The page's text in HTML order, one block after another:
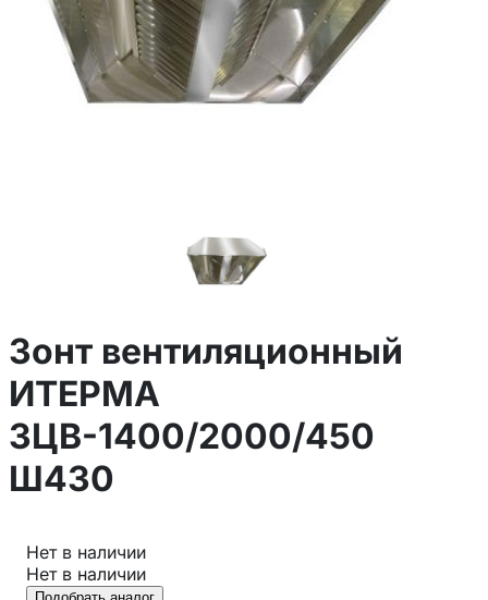
Зонт вентиляционный
ИТЕРМА
ЗЦВ-1400/2000/450
Ш430
Нет в наличии
Нет в наличии